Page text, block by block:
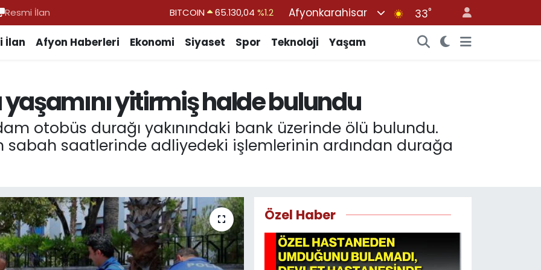
Resmi İlan DOLAR 47,7106 %0.17
BİST100
13.773 %-19
BITCOIN
65.130,04 %1.2
Afyonkarahisar 33°
İlan Afyon Haberleri Ekonomi Siyaset Spor Teknoloji Yaşam
yitirmiş halde bulundu
otobüs durağı yakınındaki bank üzerinde ölü bulundu.
sabah saatlerinde adliyedeki işlemlerinin ardından durağa
Özel Haber